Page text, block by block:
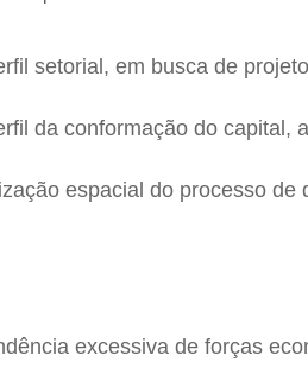
setorial, em busca de
da conformação do
espacial do processo
excessiva de forças